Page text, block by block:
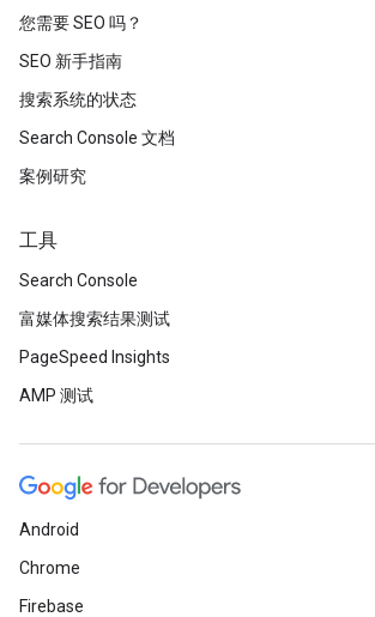
您需要 SEO 吗？
SEO 新手指南
搜索系统的状态
Search Console 文档
案例研究
工具
Search Console
富媒体搜索结果测试
PageSpeed Insights
AMP 测试
Android
Chrome
Firebase